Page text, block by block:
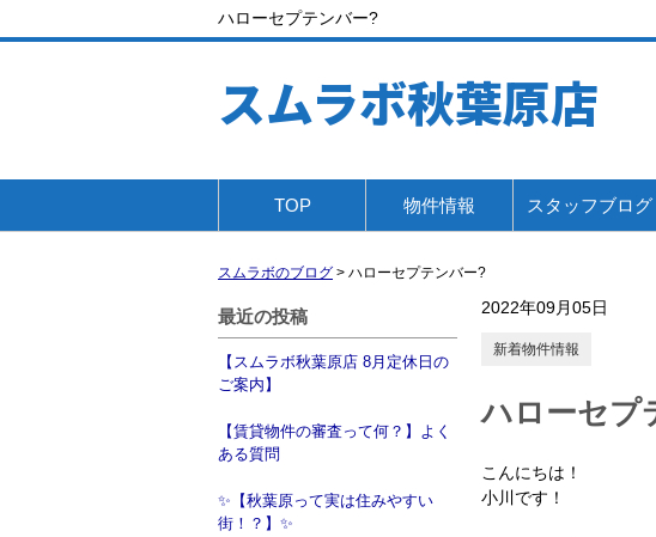
ハローセプテンバー?
スムラボ秋葉原店
TOP 物件情報 スタッフブログ
スムラボのブログ > ハローセプテンバー?
最近の投稿
【スムラボ秋葉原店 8月定休日の
ご案内】
【賃貸物件の審査って何？】よく
ある質問
✨【秋葉原って実は住みやすい
街！？】✨
2022年09月05日
新着物件情報
ハローセプ
こんにちは！
小川です！